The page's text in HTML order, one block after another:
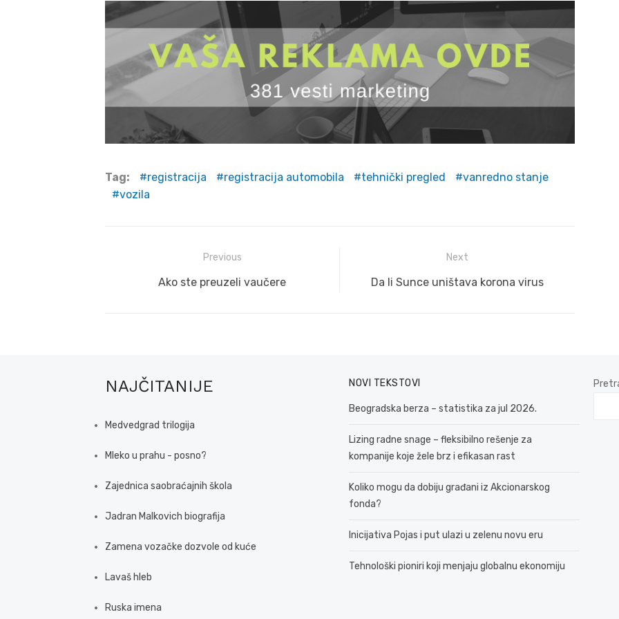
Tag: registracija registracija automobila tehnički pregled
vanredno stanje
vozila
navigation
Previous
Previous
Ako ste preuzeli vaučere
Next
Next
Da li Sunce uništava korona virus
NAJČITANIJE
Medvedgrad trilogija
Mleko u prahu - posno?
Zajednica saobraćajnih škola
Jadran Malkovich biografija
Zamena vozačke dozvole od kuće
Lavaš hleb
Ruska imena
NOVI TEKSTOVI
Beogradska berza – statistika za jul 2026.
Lizing radne snage – fleksibilno rešenje za
kompanije koje žele brz i efikasan rast
Koliko mogu da dobiju građani iz Akcionarskog
fonda?
Inicijativa Pojas i put ulazi u zelenu novu eru
Tehnološki pioniri koji menjaju globalnu ekonomiju